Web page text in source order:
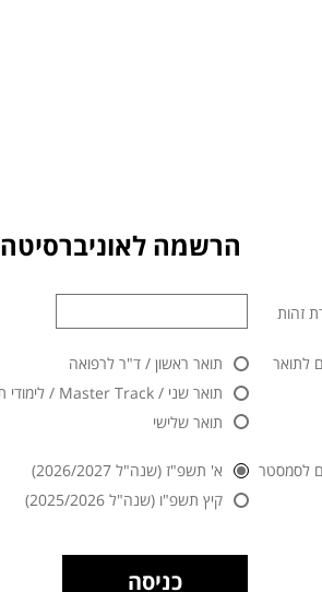
הרשמה לאוניברסיטה
זהות
לתואר
תואר ראשון / ד"ר לרפואה
תואר שני / Master Track / לימודי תעודה
תואר שלישי
לסמסטר
א' תשפ"ז (שנה"ל 2026/2027)
קיץ תשפ"ו (שנה"ל 2025/2026)